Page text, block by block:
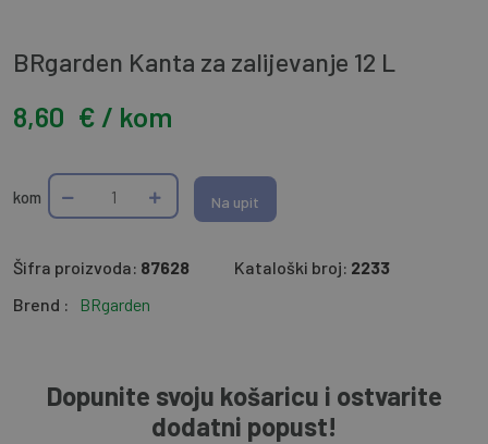
BRgarden Kanta za zalijevanje 12 L
8,60 € / kom
kom Na upit
Šifra proizvoda: 87628 Kataloški broj: 2233
Brend :
BRgarden
Dopunite svoju košaricu i ostvarite
dodatni popust!